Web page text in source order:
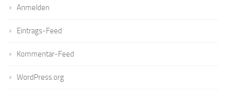
Anmelden
Eintrags-Feed
Kommentar-Feed
WordPress.org